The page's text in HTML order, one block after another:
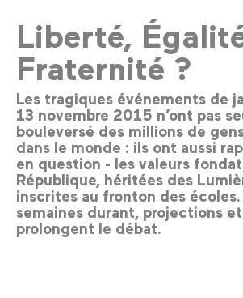
Liberté,
Fraternité ?
Les tragiques événements de
13 novembre 2015 n’ont pas
bouleversé des millions de
dans le monde : ils ont aussi
en question - les valeurs
République, héritées des
inscrites au fronton des
semaines durant, projections
prolongent le débat.